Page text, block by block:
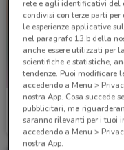
Città del Sole
Scade il 31/12
rete e agli identificativi del
condivisi con terze parti
le esperienze applicative
nel paragrafo 13.b della
anche essere utilizzati per
scientifiche e statistiche,
tendenze. Puoi modificare
accedendo a Menu >
nostra App. Cosa succede
pubblicitari, ma
saranno rilevanti per i tuoi
accedendo a Menu >
nostra App.